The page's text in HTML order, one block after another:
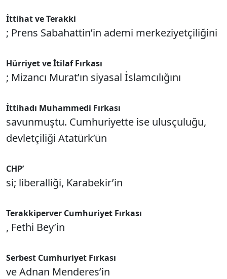
İttihat ve Terakki
; Prens Sabahattin’in ademi merkeziyetçiliğini
Hürriyet ve İtilaf Fırkası
; Mizancı Murat’ın siyasal İslamcılığını
İttihadı Muhammedi Fırkası
savunmuştu. Cumhuriyette ise ulusçuluğu,
devletçiliği Atatürk’ün
CHP’
si; liberalliği, Karabekir’in
Terakkiperver Cumhuriyet Fırkası
, Fethi Bey’in
Serbest Cumhuriyet Fırkası
ve Adnan Menderes’in